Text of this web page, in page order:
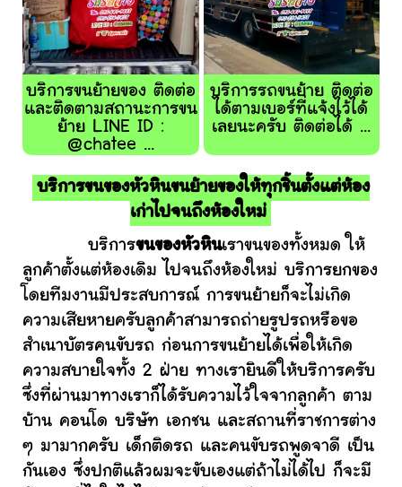
บริการขนย้ายของ ติดต่อ
และติดตามสถานะการขน
ย้าย LINE ID :
@chatee ...
บริการรถขนย้าย ติดต่อ
ได้ตามเบอร์ที่แจ้งไว้ได้
เลยนะครับ ติดต่อได้ ...
บริการขนของหัวหินขนย้ายของให้ทุกชิ้นตั้งแต่ห้อง
เก่าไปจนถึงห้องใหม่
บริการขนของหัวหินเราขนของทั้งหมด ให้
ลูกค้าตั้งแต่ห้องเดิม ไปจนถึงห้องใหม่ บริการยกของ
โดยทีมงานมีประสบการณ์ การขนย้ายก็จะไม่เกิด
ความเสียหายครับลูกค้าสามารถถ่ายรูปรถหรือขอ
สำเนาบัตรคนขับรถ ก่อนการขนย้ายได้เพื่อให้เกิด
ความสบายใจทั้ง 2 ฝ่าย ทางเรายินดีให้บริการครับ
ซึ่งที่ผ่านมาทางเราก็ได้รับความไว้ใจจากลูกค้า ตาม
บ้าน คอนโด บริษัท เอกชน และสถานที่ราชการต่าง
ๆ มามากครับ เด็กติดรถ และคนขับรถพูดจาดี เป็น
กันเอง ซึ่งปกติแล้วผมจะขับเองแต่ถ้าไม่ได้ไป ก็จะมี